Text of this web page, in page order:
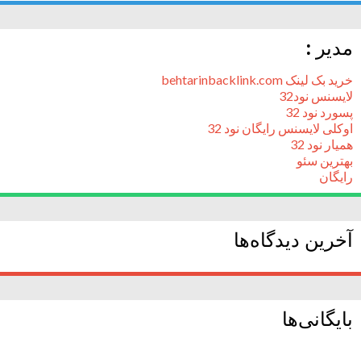
مدیر :
خرید بک لینک behtarinbacklink.com
لایسنس نود32
پسورد نود 32
اوکلی لایسنس رایگان نود 32
همیار نود 32
بهترین سئو
رایگان
آخرین دیدگاه‌ها
بایگانی‌ها